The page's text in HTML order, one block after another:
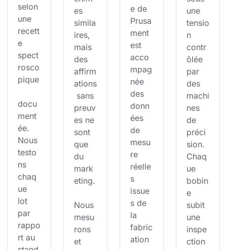
selon
une
recett
e
spect
rosco
pique
docu
ment
ée.
Nous
testo
ns
chaq
ue
lot
par
rappo
rt au
es
simila
ires,
mais
des
affirm
ations
sans
preuv
es ne
sont
que
du
mark
eting.
Nous
mesu
rons
et
e de
Prusa
ment
est
acco
mpag
née
des
donn
ées
de
mesu
re
réelle
s
issue
s de
la
fabric
ation
une
tensio
n
contr
ôlée
par
des
machi
nes
de
préci
sion.
Chaq
ue
bobin
e
subit
une
inspe
ction